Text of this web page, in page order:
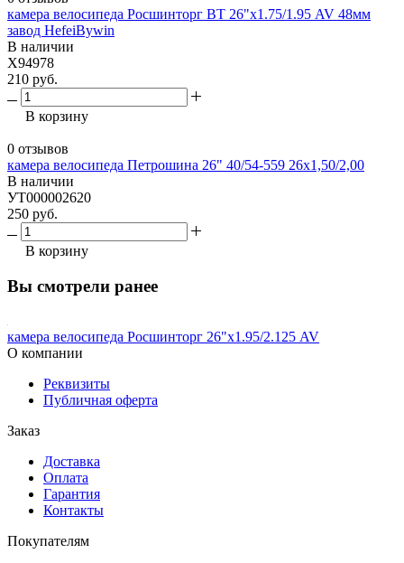
камера велосипеда Росшинторг BT 26"х1.75/1.95 AV 48мм
завод HefeiBywin
В наличии
X94978
210 руб.
В корзину
0 отзывов
камера велосипеда Петрошина 26" 40/54-559 26х1,50/2,00
В наличии
УТ000002620
250 руб.
В корзину
Вы смотрели ранее
камера велосипеда Росшинторг 26"х1.95/2.125 AV
О компании
Реквизиты
Публичная оферта
Заказ
Доставка
Оплата
Гарантия
Контакты
Покупателям